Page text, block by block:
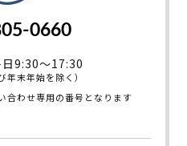
0660
9:30～17:30
年末年始を除く）
合わせ専用の番号となります